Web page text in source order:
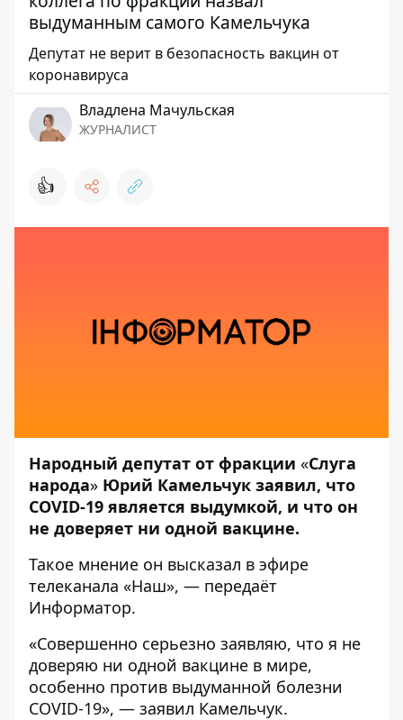
выдуманным самого Камельчука
Депутат не верит в безопасность вакцин от
коронавируса
Владлена Мачульская
ЖУРНАЛИСТ
👍
Народный депутат от фракции «Слуга
народа» Юрий Камельчук заявил, что
COVID-19 является выдумкой, и что он
не доверяет ни одной вакцине.
Такое мнение он высказал в эфире
телеканала «Наш», — передаёт
Информатор.
«Совершенно серьезно заявляю, что я не
доверяю ни одной вакцине в мире,
особенно против выдуманной болезни
COVID-19», — заявил Камельчук.